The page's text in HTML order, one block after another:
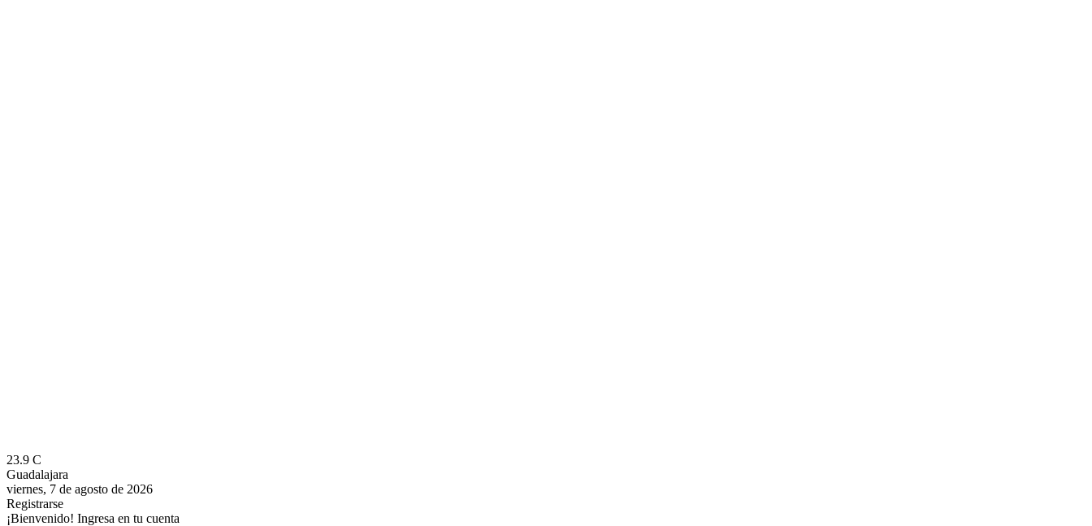
23.9 C
Guadalajara
viernes, 7 de agosto de 2026
Registrarse
¡Bienvenido! Ingresa en tu cuenta